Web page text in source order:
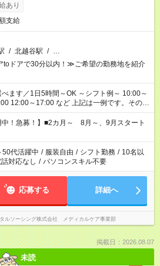
あり
支給
/ 北越谷駅 / …
ドアで30分以内！≫ご希望の勤務地を紹介
5時間～OK ～シフト例～ 10:00～
など 上記は一例です。その他
合当社と合わせて法
時間を超えなければOKです。
中！急募！】■2カ月～ 8月～、9月スタート
50代活躍中 / 服装自由 / シフト勤務 / 10名以
話対応なし / パソコンスキル不要
応募する 詳細へ
ルソーシング株式会社 メディカルケア事業部
掲載日：2026.08.07
未読